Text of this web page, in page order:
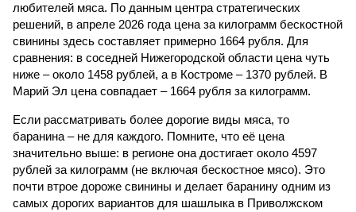
любителей мяса. По данным центра стратегических
решений, в апреле 2026 года цена за килограмм бескостной
свинины здесь составляет примерно 1664 рубля. Для
сравнения: в соседней Нижегородской области цена чуть
ниже – около 1458 рублей, а в Костроме – 1370 рублей. В
Марий Эл цена совпадает – 1664 рубля за килограмм.
Если рассматривать более дорогие виды мяса, то
баранина – не для каждого. Помните, что её цена
значительно выше: в регионе она достигает около 4597
рублей за килограмм (не включая бескостное мясо). Это
почти втрое дороже свинины и делает баранину одним из
самых дорогих вариантов для шашлыка в Приволжском